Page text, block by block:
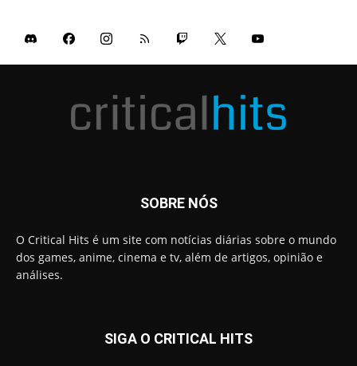
SOBRE NÓS
O Critical Hits é um site com notícias diárias sobre o mundo
dos games, anime, cinema e tv, além de artigos, opinião e
análises.
SIGA O CRITICAL HITS